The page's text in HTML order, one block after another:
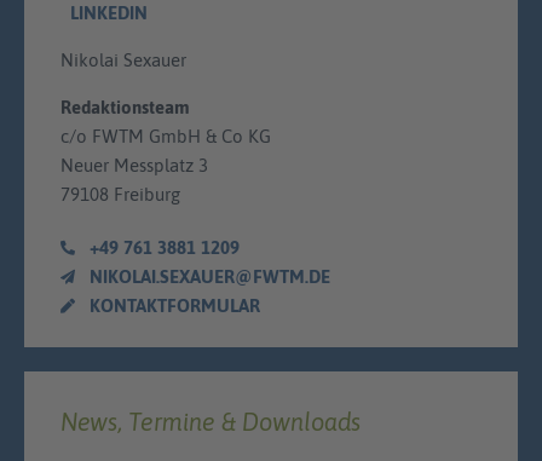
LINKEDIN
Nikolai Sexauer
Redaktionsteam
c/o FWTM GmbH & Co KG
Neuer Messplatz 3
79108 Freiburg
+49 761 3881 1209
NIKOLAI.SEXAUER@FWTM.DE
KONTAKTFORMULAR
News, Termine & Downloads